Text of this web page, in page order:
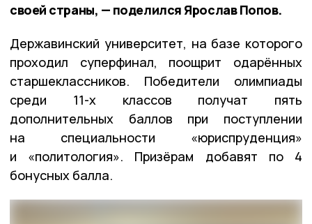
своей страны, — поделился Ярослав Попов.
Державинский университет, на базе которого
проходил суперфинал, поощрит одарённых
старшеклассников. Победители олимпиады
среди 11-х классов получат пять
дополнительных баллов при поступлении
на специальности «юриспруденция»
и «политология». Призёрам добавят по 4
бонусных балла.